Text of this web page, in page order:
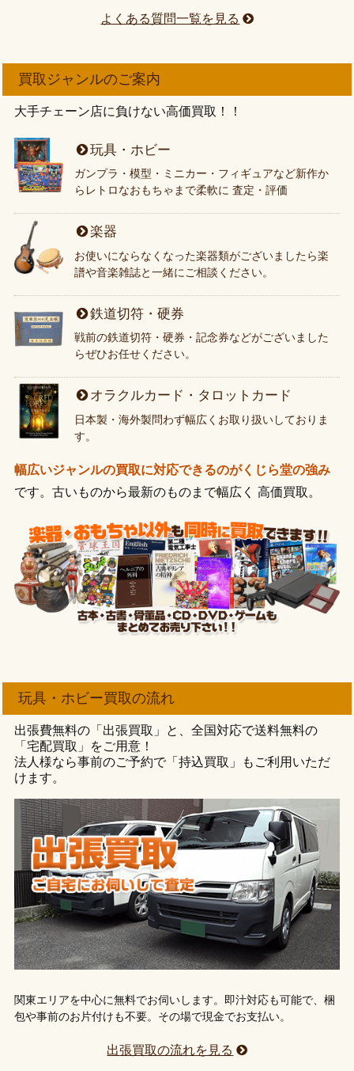
よくある質問一覧を見る
買取ジャンルのご案内
大手チェーン店に負けない高価買取！！
玩具・ホビー
ガンプラ・模型・ミニカー・フィギュアなど新作か
らレトロなおもちゃまで柔軟に 査定・評価
楽器
お使いにならなくなった楽器類がございましたら楽
譜や音楽雑誌と一緒にご相談ください。
鉄道切符・硬券
戦前の鉄道切符・硬券・記念券などがございました
らぜひお任せください。
オラクルカード・タロットカード
日本製・海外製問わず幅広くお取り扱いしておりま
す。
幅広いジャンルの買取に対応できるのがくじら堂の強み
です。古いものから最新のものまで幅広く 高価買取。
玩具・ホビー買取の流れ
出張費無料の「出張買取」と、全国対応で送料無料の
「宅配買取」をご用意！
法人様なら事前のご予約で「持込買取」もご利用いただ
けます。
関東エリアを中心に無料でお伺いします。即汁対応も可能で、梱
包や事前のお片付けも不要。その場で現金でお支払い。
出張買取の流れを見る